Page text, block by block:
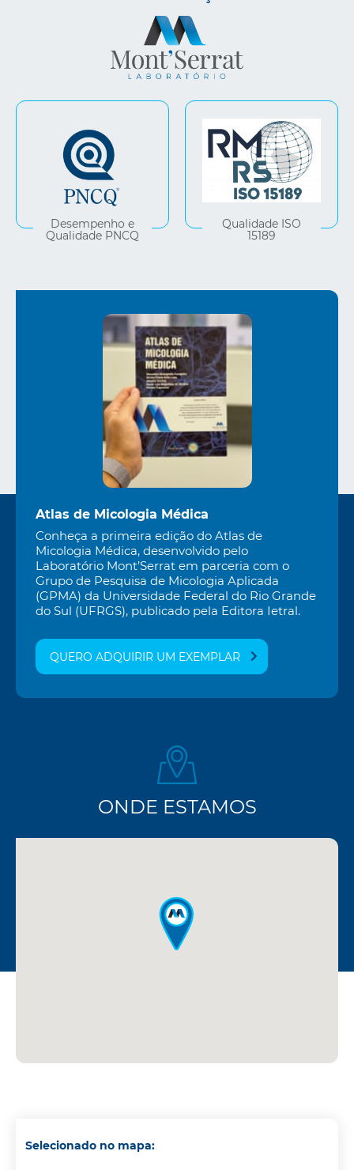
Desempenho e
Qualidade PNCQ
Qualidade ISO
15189
Atlas de Micologia Médica
Conheça a primeira edição do Atlas de
Micologia Médica, desenvolvido pelo
Laboratório Mont’Serrat em parceria com o
Grupo de Pesquisa de Micologia Aplicada
(GPMA) da Universidade Federal do Rio Grande
do Sul (UFRGS), publicado pela Editora Ietral.
QUERO ADQUIRIR UM EXEMPLAR
ONDE ESTAMOS
Selecionado no mapa: